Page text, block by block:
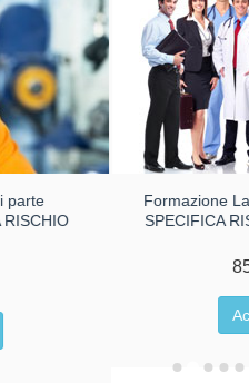
parte
RISCHIO
Formazione
SPECIFICA